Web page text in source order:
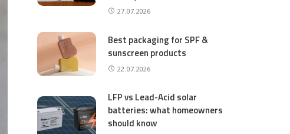
27.07.2026
Best packaging for SPF &
sunscreen products
22.07.2026
LFP vs Lead-Acid solar
batteries: what homeowners
should know